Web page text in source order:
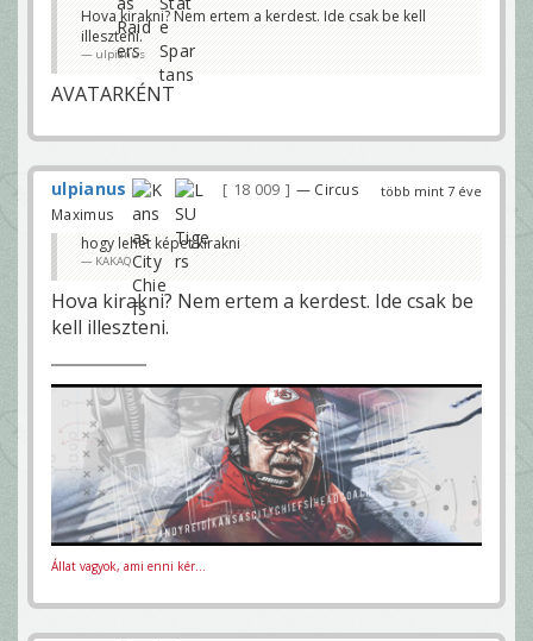
Hova kirakni? Nem ertem a kerdest. Ide csak be kell
illeszteni.
ulpianus
AVATARKÉNT
több mint 7 éve
ulpianus 18 009
— Circus
Maximus
hogy lehet képet kirakni
KAKAQ
Hova kirakni? Nem ertem a kerdest. Ide csak be
kell illeszteni.
Állat vagyok, ami enni kér...